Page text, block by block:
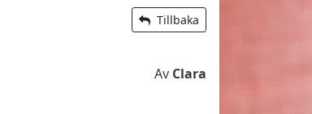
Tillbaka
Av Clara